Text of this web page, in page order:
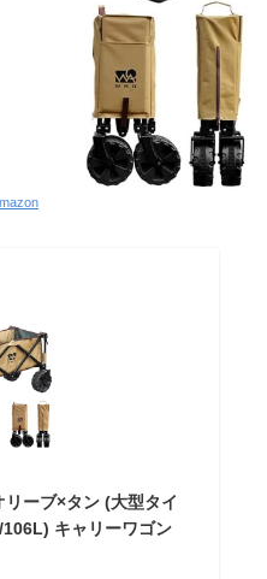
ーブ×タン (大型タイ
キャリーワゴン